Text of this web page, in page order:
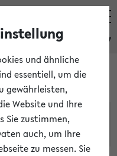
eKVV
und ähnliche
essentiell, um die
gewährleisten,
Website und Ihre
Sie zustimmen,
auch, um Ihre
zu messen. Sie